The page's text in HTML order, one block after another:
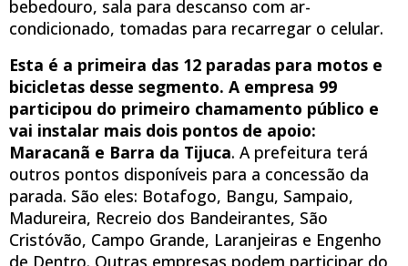
bebedouro, sala para descanso com ar-
condicionado, tomadas para recarregar o celular.
Esta é a primeira das 12 paradas para motos e
bicicletas desse segmento. A empresa 99
participou do primeiro chamamento público e
vai instalar mais dois pontos de apoio:
Maracanã e Barra da Tijuca. A prefeitura terá
outros pontos disponíveis para a concessão da
parada. São eles: Botafogo, Bangu, Sampaio,
Madureira, Recreio dos Bandeirantes, São
Cristóvão, Campo Grande, Laranjeiras e Engenho